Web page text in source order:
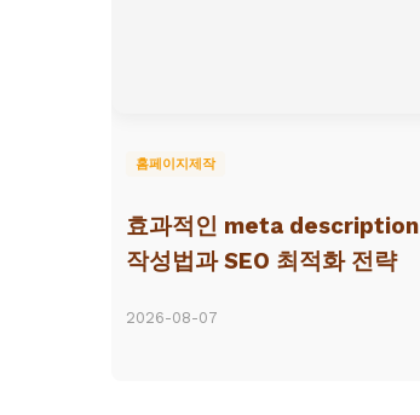
홈페이지제작
효과적인 meta description
작성법과 SEO 최적화 전략
2026-08-07